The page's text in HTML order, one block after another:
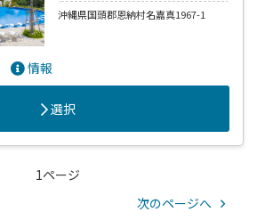
沖縄県国頭郡恩納村名嘉真1967-1
情報
選択
1ページ
次のページへ